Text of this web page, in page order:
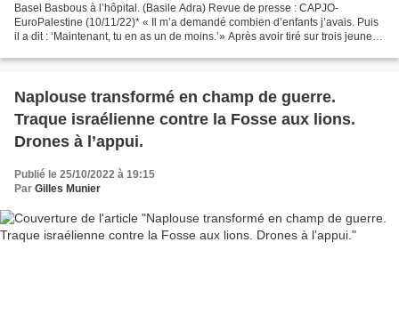
Basel Basbous à l’hôpital. (Basile Adra) Revue de presse : CAPJO-
EuroPalestine (10/11/22)* « Il m’a demandé combien d’enfants j’avais. Puis
il a dit : ‘Maintenant, tu en as un de moins.’» Après avoir tiré sur trois jeunes
Naplouse transformé en champ de guerre.
Traque israélienne contre la Fosse aux lions.
Drones à l’appui.
Publié le 25/10/2022 à 19:15
Par Gilles Munier